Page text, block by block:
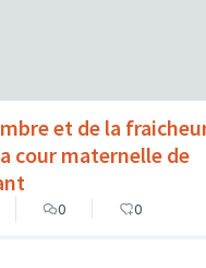
et de la
cour maternelle de
0 0